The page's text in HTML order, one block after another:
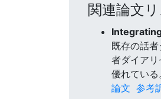
関連論文リ
既存の話
者ダイア
優れている
論文 参考